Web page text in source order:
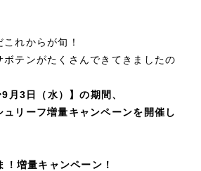
れからが旬！
テンがたくさんできてきましたの
月3日（水）】の期間、
リーフ増量キャンペーンを開催し
増量キャンペーン！